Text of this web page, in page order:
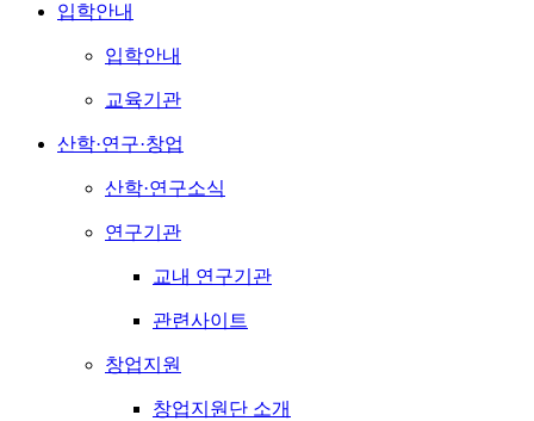
입학안내
입학안내
교육기관
산학·연구·창업
산학·연구소식
연구기관
교내 연구기관
관련사이트
창업지원
창업지원단 소개